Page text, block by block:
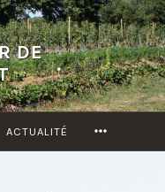
DE
ACTUALITÉ